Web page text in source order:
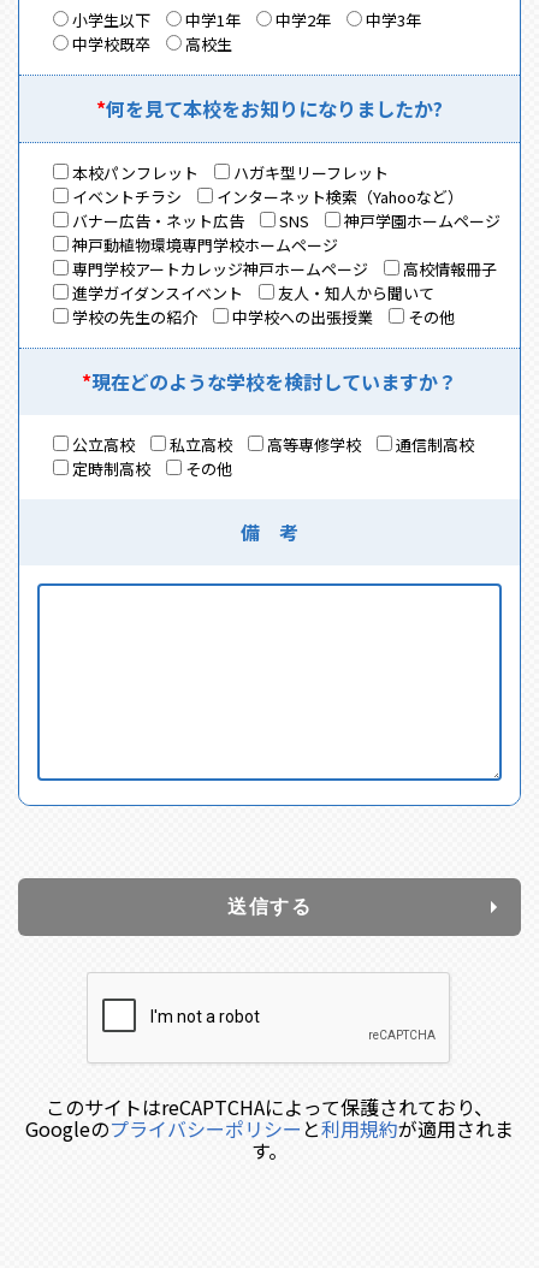
小学生以下 中学1年 中学2年
中学3年
中学校既卒
高校生
*何を見て本校をお知りになりましたか?
本校パンフレット
ハガキ型リーフレット
イベントチラシ
インターネット検索（Yahooなど）
バナー広告・ネット広告
SNS
神戸学園ホームページ
神戸動植物環境専門学校ホームページ
専門学校アートカレッジ神戸ホームページ
高校情報冊子
進学ガイダンスイベント
友人・知人から聞いて
学校の先生の紹介
中学校への出張授業 その他
*現在どのような学校を検討していますか？
公立高校 私立高校 高等専修学校
通信制高校
定時制高校
その他
備 考
送信する
このサイトはreCAPTCHAによって保護されており、
Googleのプライバシーポリシー と利用規約が適用されま
す。